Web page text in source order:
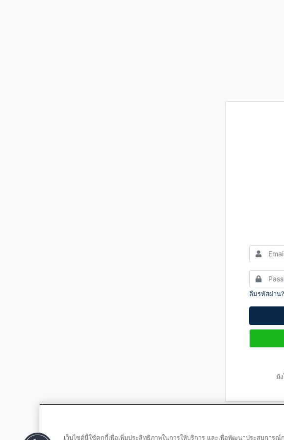
ลืมรหัสผ่าน?
ยั
เว็บไซต์นี้ใช้คุกกี้เพื่อเพิ่มประสิทธิภาพในการให้บริการ และเพื่อพัฒนาประสบการณ์